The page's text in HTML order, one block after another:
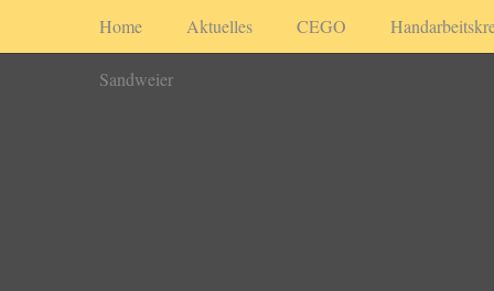
Home Aktuelles CEGO
Sandweier